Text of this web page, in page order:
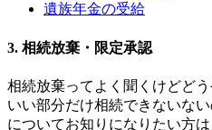
遺族年金の受給
3. 相続放棄・限定承認
相続放棄ってよく聞くけどど
いい部分だけ相続できないな
についてお知りになりたい方は